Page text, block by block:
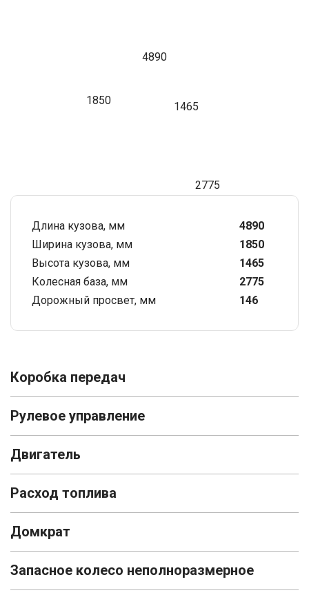
4890
1850 1465
2775
Длина кузова, мм
4890
Ширина кузова, мм
1850
Высота кузова, мм
1465
Колесная база, мм
2775
Дорожный просвет, мм
146
Коробка передач
Рулевое управление
Двигатель
Расход топлива
Домкрат
Запасное колесо неполноразмерное